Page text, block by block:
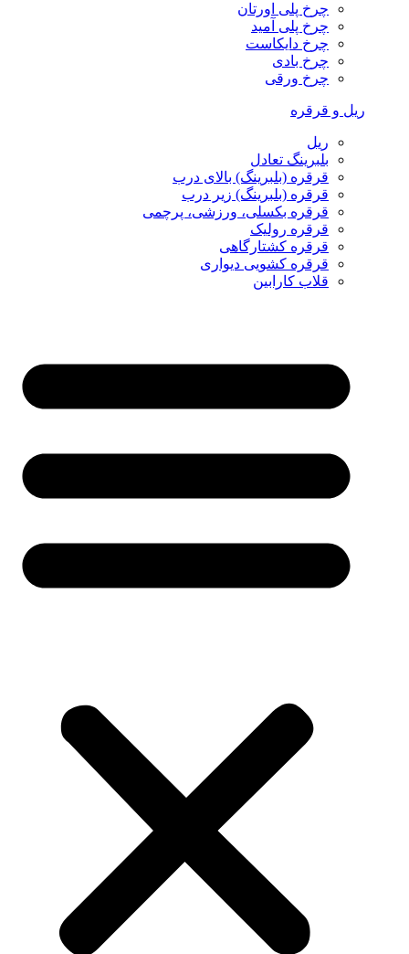
چرخ پلی اورتان
چرخ پلی آمید
چرخ دایکاست
چرخ بادی
چرخ ورقی
ریل و قرقره
ریل
بلبرینگ تعادل
قرقره (بلبرینگ) بالای درب
قرقره (بلبرینگ) زیر درب
قرقره بکسلی، ورزشی، پرچمی
قرقره رولیک
قرقره کشتارگاهی
قرقره کشویی دیواری
قلاب کارابین